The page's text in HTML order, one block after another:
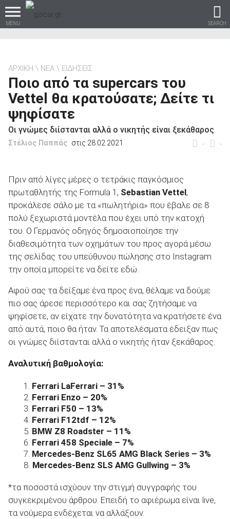
MENU SEARCH
Βρες τα πάντα για το
αυτοκίνητο!
Καινούρια
ΑΝΑΖΗΤΗΣΗ
Μεταχειρισμένα
ΑΝΑΖΗΤΗΣΗ
Επιχειρήσεις
ΑΝΑΖΗΤΗΣΗ
ΑΡΧΙΚΗ ΝΕΑ ΕΙΔΗΣΕΙΣ
Ποιο από τα supercars του
Vettel θα κρατούσατε; Δείτε τι
ψηφίσατε
Οι γνώμες διίστανται αλλά ο νικητής είναι ξεκάθαρος
- -
Στέλιος Παππάς στις 28.02.2021
Πριν από λίγες μέρες ο τετράκις παγκόσμιος
πρωταθλητής της Formula 1, Sebastian Vettel,
προκάλεσε σάλο με τα «πωλητήρια» που έβαλε σε 8
πολύ ξεχωριστά μοντέλα που έχει υπό την κατοχή
του. Ο Γερμανός οδηγός δημοσιοποίησε την
διαθεσιμότητα των οχημάτων του προς αγορά μέσω
της σελίδας του υπεύθυνου πώλησης στο Instagram
την οποία μπορείτε να δείτε εδώ.
Αφού σας τα δείξαμε ένα προς ένα, θέλαμε να δούμε
πιο σας άρεσε περισσότερο και σας ζητήσαμε να
ψηφίσετε, αν είχατε την δυνατότητα να κρατήσετε ένα
από αυτά, ποιο θα ήταν. Τα αποτελέσματα έδειξαν πως
οι γνώμες διίστανται αλλά ο νικητής ήταν ξεκάθαρος.
Αναλυτική βαθμολογία:
Ferrari LaFerrari – 31%
Ferrari Enzo – 20%
Ferrari F50 – 13%
Ferrari F12tdf – 12%
BMW Z8 Roadster – 11%
Ferrari 458 Speciale – 7%
Mercedes-Benz SL65 AMG Black Series – 3%
Mercedes-Benz SLS AMG Gullwing – 3%
*τα ποσοστά ισχύουν την στιγμή συγγραφής του
συγκεκριμένου άρθρου. Επειδή το αφιέρωμα είναι live,
τα νούμερα ενδέχεται να αλλάξουν.